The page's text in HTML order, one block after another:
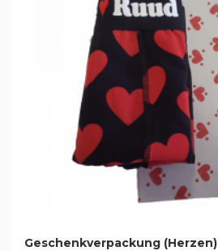
Geschenkverpackung (Herzen)